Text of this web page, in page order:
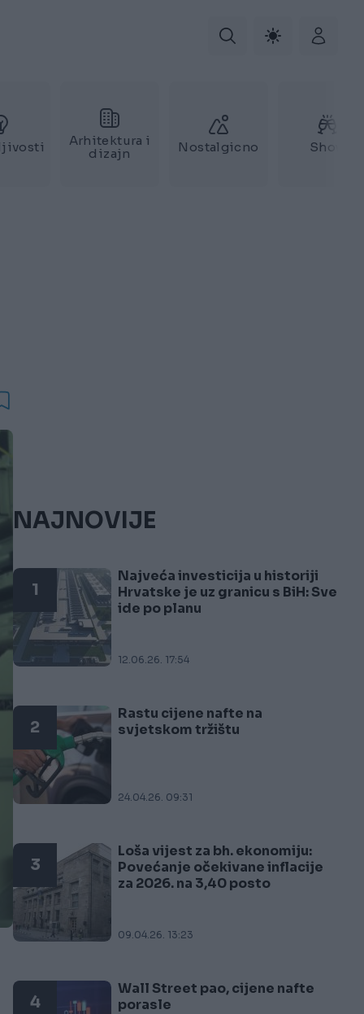
Arhitektura i
dizajn
Nostalgicno Show
NAJNOVIJE
1
Najveća investicija u historiji
Hrvatske je uz granicu s BiH: Sve
ide po planu
12.06.26. 17:54
2
Rastu cijene nafte na
svjetskom tržištu
24.04.26. 09:31
3
Loša vijest za bh. ekonomiju:
Povećanje očekivane inflacije
za 2026. na 3,40 posto
09.04.26. 13:23
4
Wall Street pao, cijene nafte
porasle